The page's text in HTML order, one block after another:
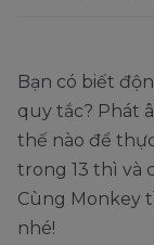
Bạn có biết
quy tắc? Phát
thế nào để
trong 13 thì và
Cùng Monkey
nhé!